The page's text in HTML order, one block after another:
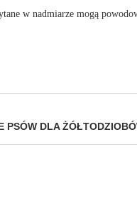
w nadmiarze mogą
PSÓW DLA